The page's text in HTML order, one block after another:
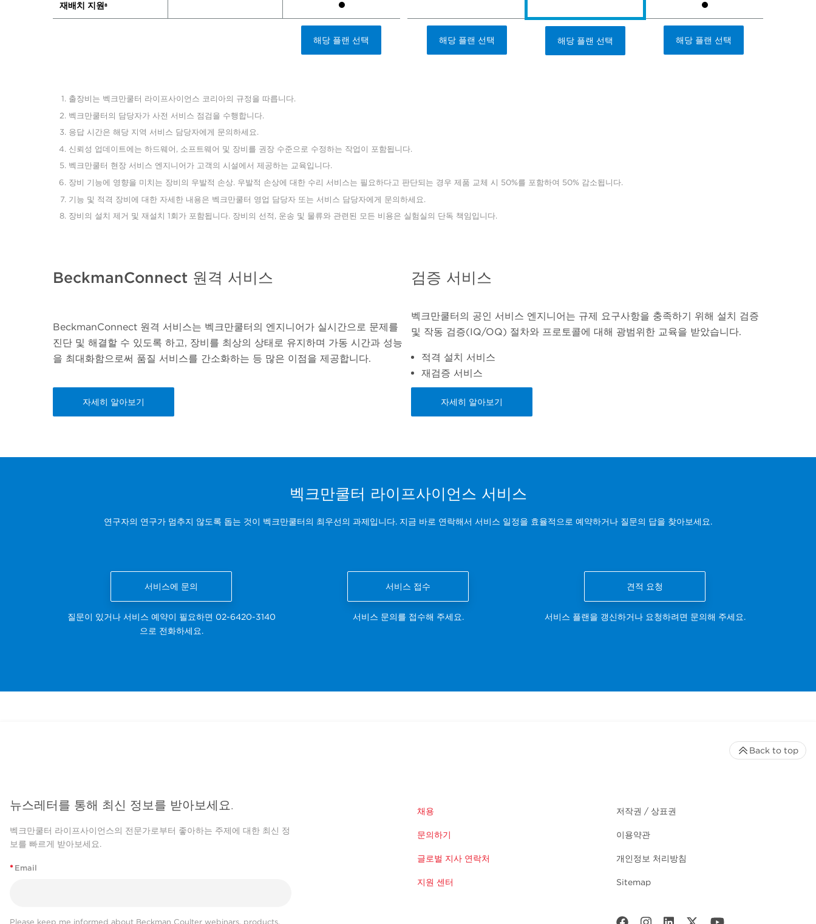
재배치 지원8
해당 플랜 선택 해당 플랜 선택 해당 플랜 선택 해당 플랜 선택
출장비는 벡크만쿨터 라이프사이언스 코리아의 규정을 따릅니다.
벡크만쿨터의 담당자가 사전 서비스 점검을 수행합니다.
응답 시간은 해당 지역 서비스 담당자에게 문의하세요.
신뢰성 업데이트에는 하드웨어, 소프트웨어 및 장비를 권장 수준으로 수정하는 작업이 포함됩니다.
벡크만쿨터 현장 서비스 엔지니어가 고객의 시설에서 제공하는 교육입니다.
장비 기능에 영향을 미치는 장비의 우발적 손상. 우발적 손상에 대한 수리 서비스는 필요하다고 판단되는 경우 제품 교체 시 50%를 포함하여 50% 감소됩니다.
기능 및 적격 장비에 대한 자세한 내용은 벡크만쿨터 영업 담당자 또는 서비스 담당자에게 문의하세요.
장비의 설치 제거 및 재설치 1회가 포함됩니다. 장비의 선적, 운송 및 물류와 관련된 모든 비용은 실험실의 단독 책임입니다.
BeckmanConnect 원격 서비스
BeckmanConnect 원격 서비스는 벡크만쿨터의 엔지니어가 실시간으로 문제를
진단 및 해결할 수 있도록 하고, 장비를 최상의 상태로 유지하며 가동 시간과 성능
을 최대화함으로써 품질 서비스를 간소화하는 등 많은 이점을 제공합니다.
자세히 알아보기
검증 서비스
벡크만쿨터의 공인 서비스 엔지니어는 규제 요구사항을 충족하기 위해 설치 검증
및 작동 검증(IQ/OQ) 절차와 프로토콜에 대해 광범위한 교육을 받았습니다.
적격 설치 서비스
재검증 서비스
자세히 알아보기
벡크만쿨터 라이프사이언스 서비스
연구자의 연구가 멈추지 않도록 돕는 것이 벡크만쿨터의 최우선의 과제입니다. 지금 바로 연락해서 서비스 일정을 효율적으로 예약하거나 질문의 답을 찾아보세요.
서비스에 문의
질문이 있거나 서비스 예약이 필요하면 02-6420-3140
으로 전화하세요.
서비스 접수
서비스 문의를 접수해 주세요.
견적 요청
서비스 플랜을 갱신하거나 요청하려면 문의해 주세요.
뉴스레터를 통해 최신 정보를 받아보세요.
벡크만쿨터 라이프사이언스의 전문가로부터 좋아하는 주제에 대한 최신 정
보를 빠르게 받아보세요.
* Email
Please keep me informed about Beckman Coulter webinars, products,
채용
문의하기
글로벌 지사 연락처
지원 센터
저작권 / 상표권
이용약관
개인정보 처리방침
Sitemap
Back to top